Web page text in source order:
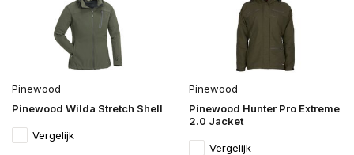
Pinewood
Pinewood Wilda Stretch Shell
Vergelijk
Pinewood
Pinewood Hunter Pro Extreme
2.0 Jacket
Vergelijk